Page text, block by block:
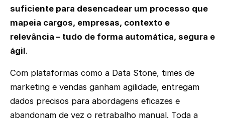
suficiente para desencadear um processo que
mapeia cargos, empresas, contexto e
relevância – tudo de forma automática, segura e
ágil.
Com plataformas como a Data Stone, times de
marketing e vendas ganham agilidade, entregam
dados precisos para abordagens eficazes e
abandonam de vez o retrabalho manual. Toda a